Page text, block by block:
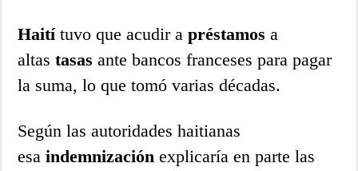
Haitítuvo que acudir apréstamos a
altastasas ante bancos franceses para pagar
la suma, lo que tomó varias décadas.
Según las autoridades haitianas
esaindemnización explicaría en parte las